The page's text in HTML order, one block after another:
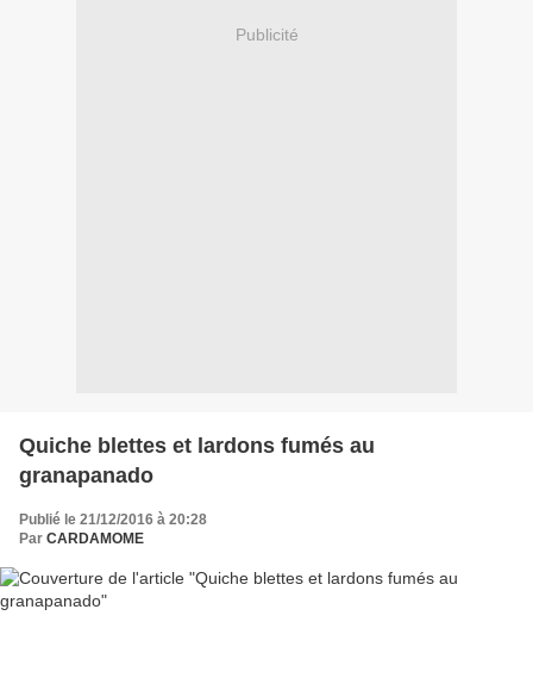
Publicité
Quiche blettes et lardons fumés au
granapanado
Publié le 21/12/2016 à 20:28
Par CARDAMOME